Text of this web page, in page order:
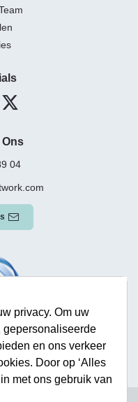
04
privacy. Om uw
gepersonaliseerde
en ons verkeer
Door op ‘Alles
met ons gebruik van